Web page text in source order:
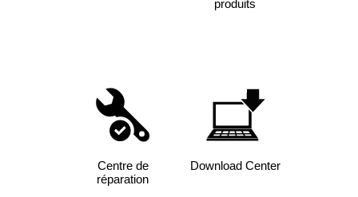
produits
Centre de
réparation
Download Center